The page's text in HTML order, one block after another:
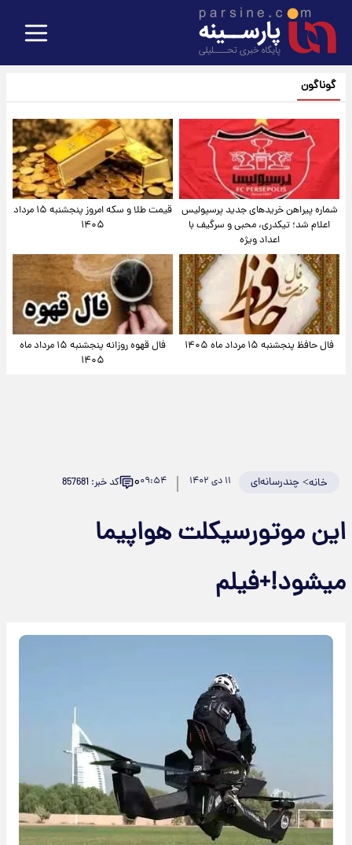
گوناگون
شماره پیراهن خریدهای جدید پرسپولیس
اعلام شد؛ تیکدری، محبی و سرگیف با
اعداد ویژه
قیمت طلا و سکه امروز پنجشنبه ۱۵ مرداد
۱۴۰۵
فال حافظ پنجشنبه ۱۵ مرداد ماه ۱۴۰۵
فال قهوه روزانه پنجشنبه ۱۵ مرداد ماه
۱۴۰۵
خانه> چندرسانه‌ای ۱۱ دی ۱۴۰۲ ۰۹:۵۴۰ کد خبر: 857681
این موتورسیکلت هواپیما
میشود!+فیلم